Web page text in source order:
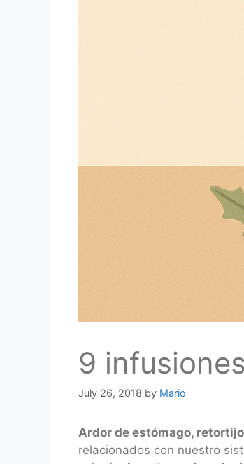
9
July 26, 2018 by Mario
Ardor de estómago,
relacionados con nuestro